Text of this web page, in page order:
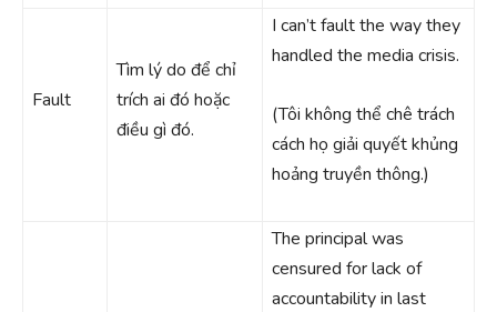
Fault
Tìm lý do để chỉ
trích ai đó hoặc
điều gì đó.
I can’t fault the way they
handled the media crisis.
(Tôi không thể chê trách
cách họ giải quyết khủng
hoảng truyền thông.)
The principal was
censured for lack of
accountability in last